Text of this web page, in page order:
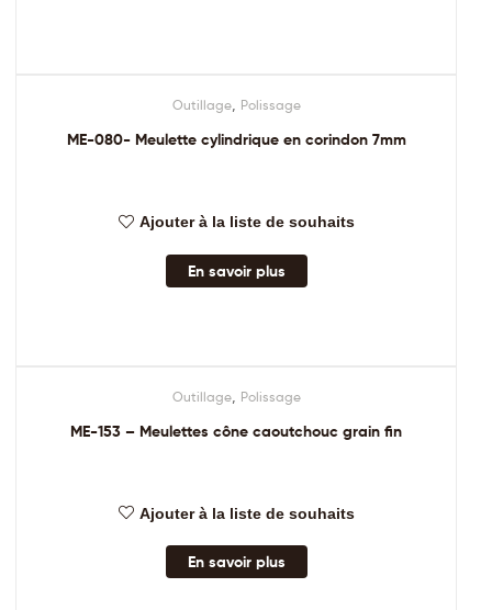
Outillage, Polissage
ME-080- Meulette cylindrique en corindon 7mm
Ajouter à la liste de souhaits
En savoir plus
Outillage, Polissage
ME-153 – Meulettes cône caoutchouc grain fin
Ajouter à la liste de souhaits
En savoir plus